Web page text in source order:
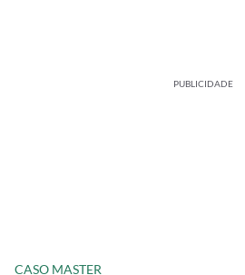
PUBLICIDADE
CASO MASTER